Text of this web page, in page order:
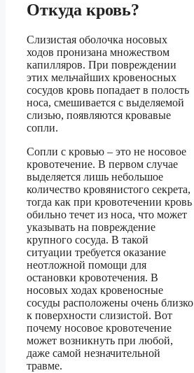
Откуда кровь?
Слизистая оболочка носовых
ходов пронизана множеством
капилляров. При повреждении
этих мельчайших кровеносных
сосудов кровь попадает в полость
носа, смешивается с выделяемой
слизью, появляются кровавые
сопли.
Сопли с кровью – это не носовое
кровотечение. В первом случае
выделяется лишь небольшое
количество кровянистого секрета,
тогда как при кровотечении кровь
обильно течет из носа, что может
указывать на повреждение
крупного сосуда. В такой
ситуации требуется оказание
неотложной помощи для
остановки кровотечения. В
носовых ходах кровеносные
сосуды расположены очень близко
к поверхности слизистой. Вот
почему носовое кровотечение
может возникнуть при любой,
даже самой незначительной
травме.